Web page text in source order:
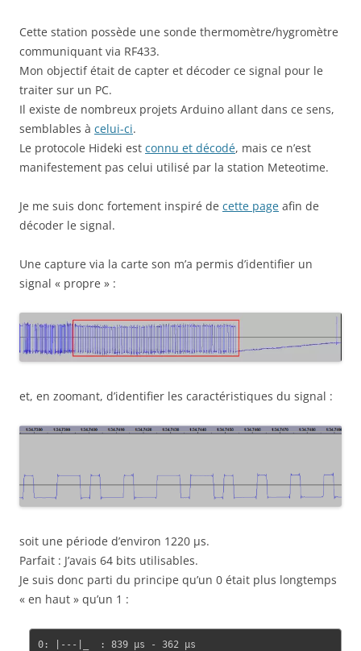
Cette station possède une sonde thermomètre/hygromètre
communiquant via RF433.
Mon objectif était de capter et décoder ce signal pour le
traiter sur un PC.
Il existe de nombreux projets Arduino allant dans ce sens,
semblables à celui-ci.
Le protocole Hideki est connu et décodé, mais ce n’est
manifestement pas celui utilisé par la station Meteotime.
Je me suis donc fortement inspiré de cette page afin de
décoder le signal.
Une capture via la carte son m’a permis d’identifier un
signal « propre » :
et, en zoomant, d’identifier les caractéristiques du signal :
soit une période d’environ 1220 µs.
Parfait : J’avais 64 bits utilisables.
Je suis donc parti du principe qu’un 0 était plus longtemps
« en haut » qu’un 1 :
0: |---|_  : 839 µs - 362 µs